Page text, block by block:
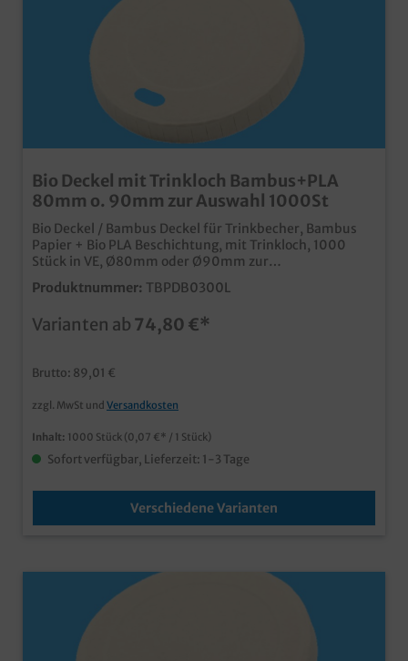
Bio Deckel mit Trinkloch Bambus+PLA
80mm o. 90mm zur Auswahl 1000St
Bio Deckel / Bambus Deckel für Trinkbecher, Bambus
Papier + Bio PLA Beschichtung, mit Trinkloch, 1000
Stück in VE, Ø80mm oder Ø90mm zur
Auswahlpraktische und dicht schließende Deckel für
Papptrinkbecherholzsparendes Bambus MaterialBio
Heißgetränke wie Kaffee, Tee, usw.
Produktnummer: TBPDB0300L
Varianten ab 74,80 €*
Brutto: 89,01 €
zzgl. MwSt und Versandkosten
Inhalt: 1000 Stück (0,07 €* / 1 Stück)
Sofort verfügbar, Lieferzeit: 1-3 Tage
Verschiedene Varianten